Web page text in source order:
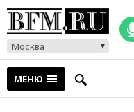
Москва
МЕНЮ